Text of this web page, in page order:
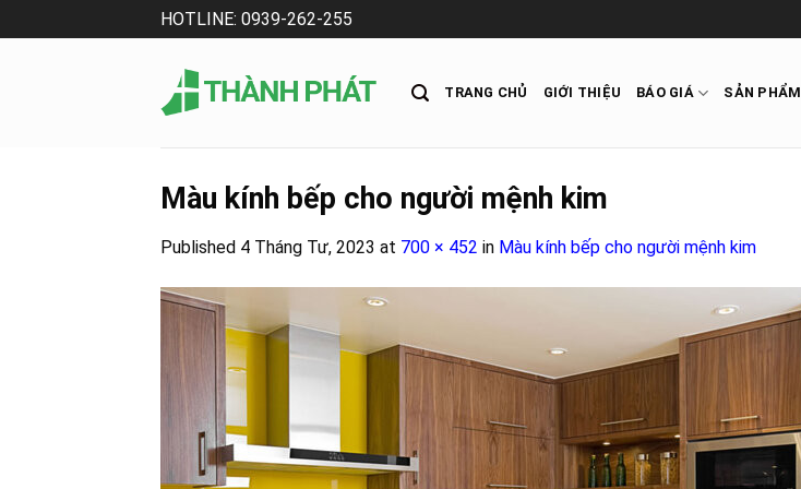
to
HOTLINE: 0939-262-255
TRANG CHỦ GIỚI THIỆU BÁO GIÁ SẢN PHẨM
Màu kính bếp cho người mệnh kim
Published 4 Tháng Tư, 2023 at 700 × 452 in Màu kính bếp cho người mệnh kim